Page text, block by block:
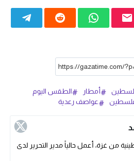
أمطار
الطقس اليوم
عواصف رعدية
من غزة، أعمل حالياً مدير التحرير لدى